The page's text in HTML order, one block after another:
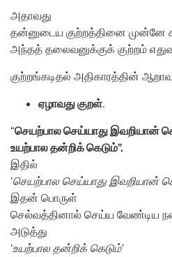
அதாவது
தன்னுடைய குற்றத்தினை முன்னே
அந்தத் தலைவனுக்குக் குற்றம்
குற்றங்கடிதல் அதிகாரத்தின்
ஏழாவது குறள்.
“செயற்பால செய்யாது இவறியான்
உயற்பால தன்றிக் கெடும்”.
இதில்
‘செயற்பால செய்யாது இவறியான்
இதன் பொருள்
செல்வத்தினால் செய்ய வேண்டிய
அடுத்து
‘உயற்பால தன்றிக் கெடும்’